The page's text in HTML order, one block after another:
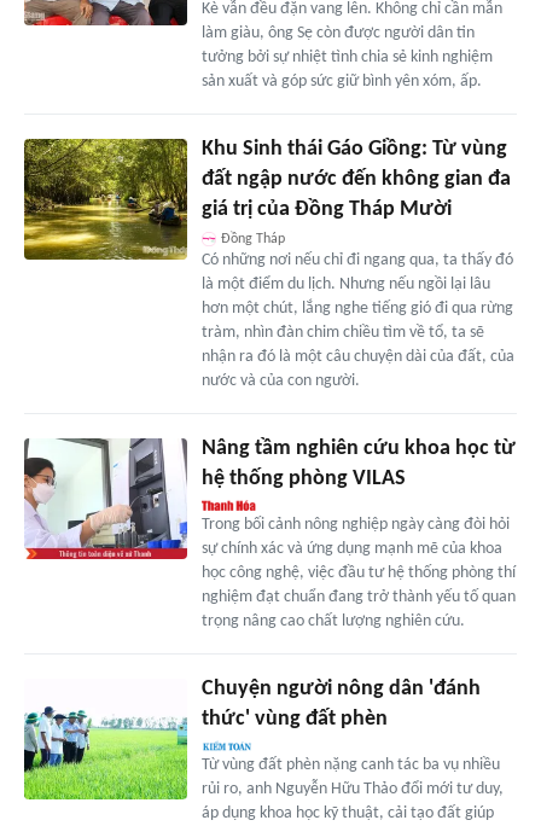
Kè vẫn đều đặn vang lên. Không chỉ cần mẫn
làm giàu, ông Sẹ còn được người dân tin
tưởng bởi sự nhiệt tình chia sẻ kinh nghiệm
sản xuất và góp sức giữ bình yên xóm, ấp.
Khu Sinh thái Gáo Giồng: Từ vùng
đất ngập nước đến không gian đa
giá trị của Đồng Tháp Mười
Đồng Tháp
Có những nơi nếu chỉ đi ngang qua, ta thấy đó
là một điểm du lịch. Nhưng nếu ngồi lại lâu
hơn một chút, lắng nghe tiếng gió đi qua rừng
tràm, nhìn đàn chim chiều tìm về tổ, ta sẽ
nhận ra đó là một câu chuyện dài của đất, của
nước và của con người.
Nâng tầm nghiên cứu khoa học từ
hệ thống phòng VILAS
Trong bối cảnh nông nghiệp ngày càng đòi hỏi
sự chính xác và ứng dụng mạnh mẽ của khoa
học công nghệ, việc đầu tư hệ thống phòng thí
nghiệm đạt chuẩn đang trở thành yếu tố quan
trọng nâng cao chất lượng nghiên cứu.
Chuyện người nông dân 'đánh
thức' vùng đất phèn
Từ vùng đất phèn nặng canh tác ba vụ nhiều
rủi ro, anh Nguyễn Hữu Thảo đổi mới tư duy,
áp dụng khoa học kỹ thuật, cải tạo đất giúp